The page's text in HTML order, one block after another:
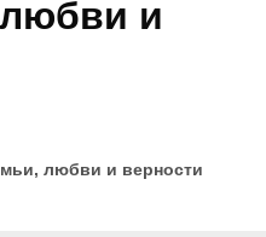
и
любви и верности